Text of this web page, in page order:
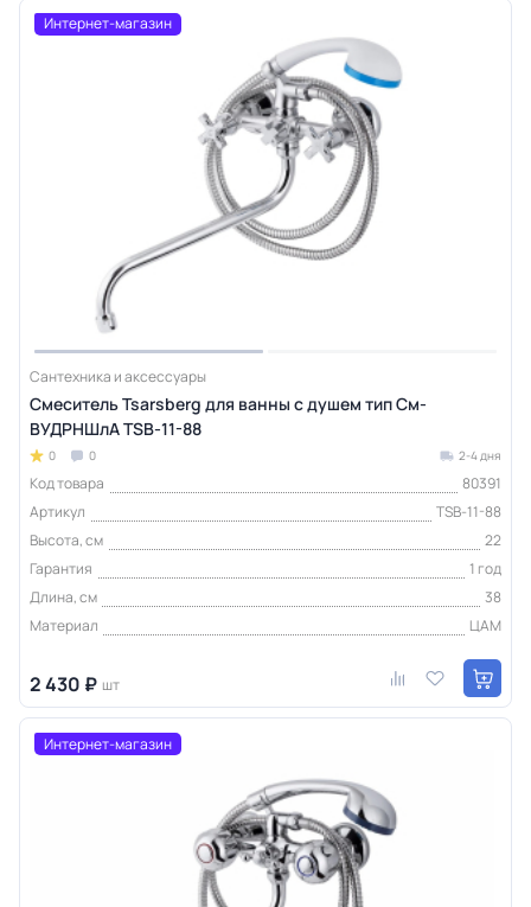
Интернет-магазин
Сантехника и аксессуары
Смеситель Tsarsberg для ванны с душем тип См-
ВУДРНШлА TSB-11-88
0 0 2-4 дня
Код товара
80391
Артикул
TSB-11-88
Высота, см
22
Гарантия
1 год
Длина, см
38
Материал
ЦАМ
2 430 ₽ шт
Интернет-магазин